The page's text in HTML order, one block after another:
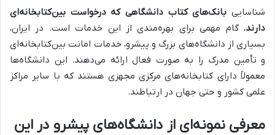
شناسایی بانک‌های کتاب دانشگاهی که درخواست بین‌کتابخانه‌ای
دارند، گام مهمی برای بهره‌مندی از این خدمات است. در ایران،
بسیاری از دانشگاه‌های بزرگ و پیشرو، خدمات امانت بین‌کتابخانه‌ای
و تأمین مدرک را به صورت فعال ارائه می‌دهند. این دانشگاه‌ها
معمولاً دارای کتابخانه‌های مرکزی مجهزی هستند که با سایر مراکز
علمی کشور و حتی جهان در ارتباطند.
معرفی نمونه‌ای از دانشگاه‌های پیشرو در این